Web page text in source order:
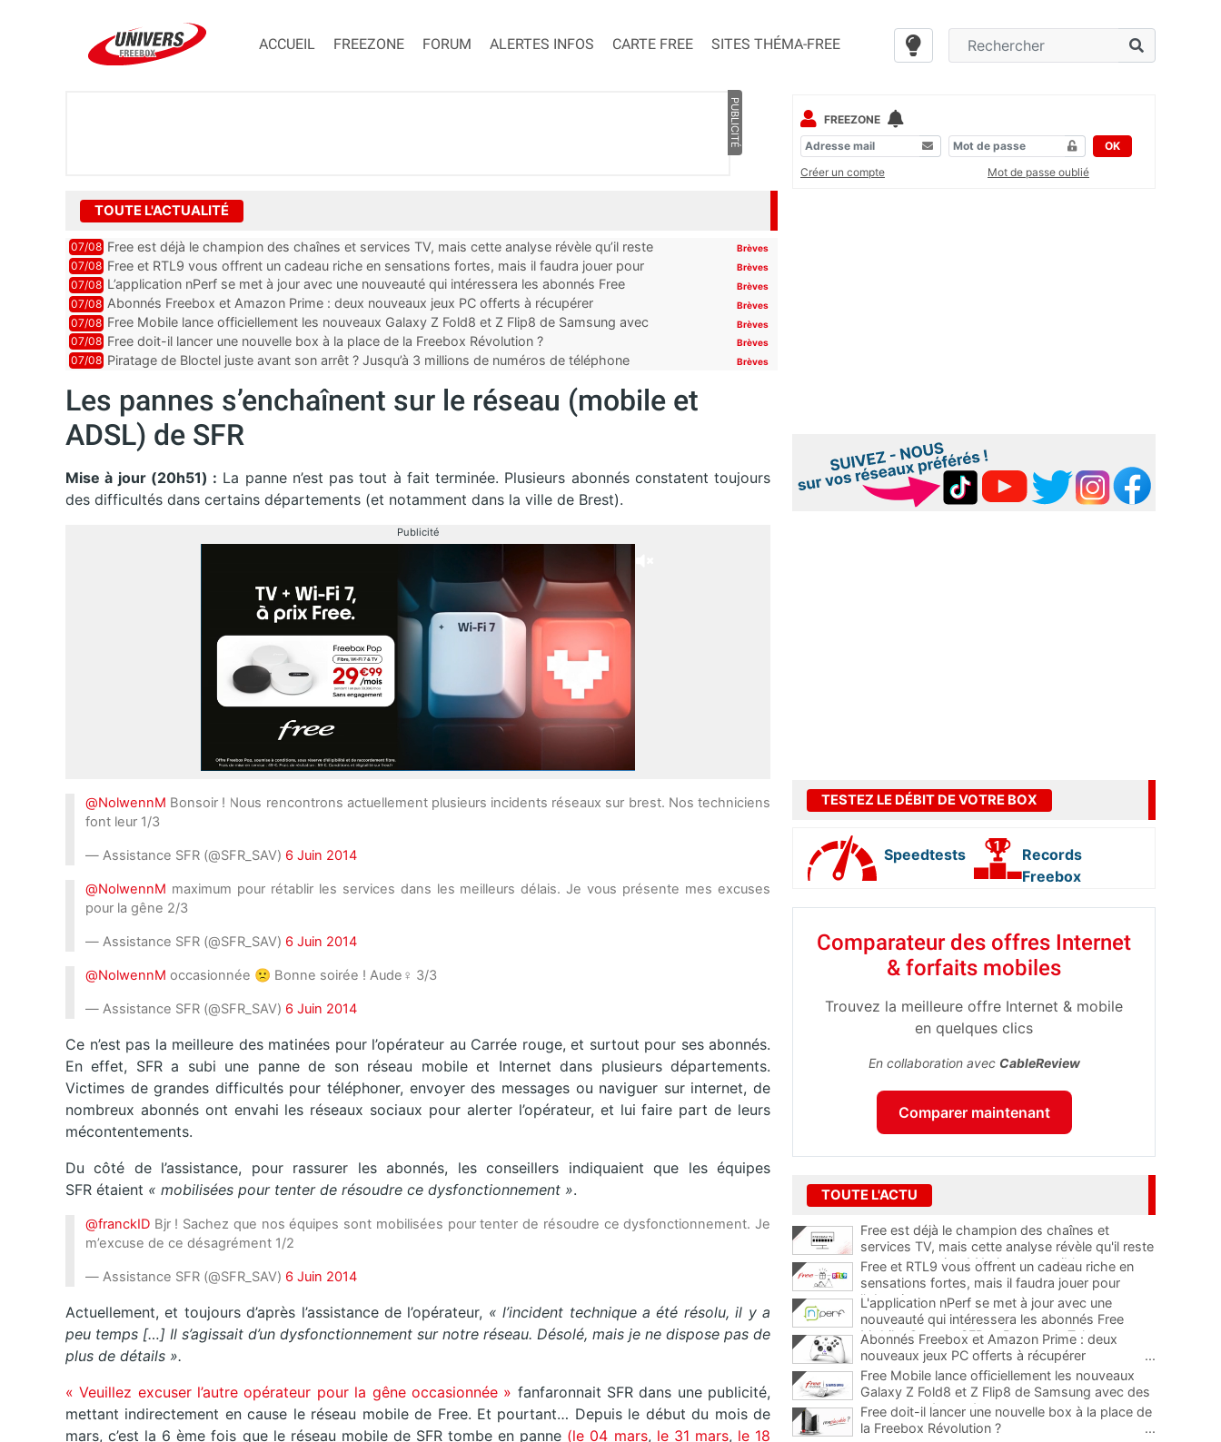
ACCUEIL FREEZONE FORUM ALERTES INFOS CARTE FREE SITES THÉMA-FREE
PUBLICITÉ
TOUTE L'ACTUALITÉ
07/08 Free est déjà le champion des chaînes et services TV, mais cette analyse révèle qu’il reste
encore au moin...
Brèves
07/08 Free et RTL9 vous offrent un cadeau riche en sensations fortes, mais il faudra jouer pour
l’obtenir
Brèves
07/08 L’application nPerf se met à jour avec une nouveauté qui intéressera les abonnés Free
Mobile, Orange, SFR ...
Brèves
07/08 Abonnés Freebox et Amazon Prime : deux nouveaux jeux PC offerts à récupérer Brèves
07/08 Free Mobile lance officiellement les nouveaux Galaxy Z Fold8 et Z Flip8 de Samsung avec
des promos et des cadeaux
Brèves
07/08 Free doit-il lancer une nouvelle box à la place de la Freebox Révolution ? Brèves
07/08 Piratage de Bloctel juste avant son arrêt ? Jusqu’à 3 millions de numéros de téléphone
Brèves
Les pannes s’enchaînent sur le réseau (mobile et
ADSL) de SFR
Mise à jour (20h51) : La panne n’est pas tout à fait terminée. Plusieurs abonnés constatent toujours
des difficultés dans certains départements (et notamment dans la ville de Brest).
Publicité
@NolwennM Bonsoir ! Nous rencontrons actuellement plusieurs incidents réseaux sur brest. Nos techniciens
font leur 1/3
— Assistance SFR (@SFR_SAV) 6 Juin 2014
@NolwennM maximum pour rétablir les services dans les meilleurs délais. Je vous présente mes excuses
pour la gêne 2/3
— Assistance SFR (@SFR_SAV) 6 Juin 2014
@NolwennM occasionnée 🙁 Bonne soirée ! Aude♀ 3/3
— Assistance SFR (@SFR_SAV) 6 Juin 2014
Ce n’est pas la meilleure des matinées pour l’opérateur au Carrée rouge, et surtout pour ses abonnés.
En effet, SFR a subi une panne de son réseau mobile et Internet dans plusieurs départements.
Victimes de grandes difficultés pour téléphoner, envoyer des messages ou naviguer sur internet, de
nombreux abonnés ont envahi les réseaux sociaux pour alerter l’opérateur, et lui faire part de leurs
mécontentements.
Du côté de l’assistance, pour rassurer les abonnés, les conseillers indiquaient que les équipes
SFR étaient « mobilisées pour tenter de résoudre ce dysfonctionnement ».
@franckID Bjr ! Sachez que nos équipes sont mobilisées pour tenter de résoudre ce dysfonctionnement. Je
m’excuse de ce désagrément 1/2
— Assistance SFR (@SFR_SAV) 6 Juin 2014
Actuellement, et toujours d’après l’assistance de l’opérateur, « l’incident technique a été résolu, il y a
peu temps […] Il s’agissait d’un dysfonctionnement sur notre réseau. Désolé, mais je ne dispose pas de
plus de détails ».
« Veuillez excuser l’autre opérateur pour la gêne occasionnée » fanfaronnait SFR dans une publicité,
mettant indirectement en cause le réseau mobile de Free. Et pourtant… Depuis le début du mois de
mars, c’est la 6 ème fois que le réseau mobile de SFR tombe en panne (le 04 mars, le 31 mars, le 18
FREEZONE
OK
Créer un compte
Mot de passe oublié
TESTEZ LE DÉBIT DE VOTRE BOX
Speedtests
Records
Freebox
Comparateur des offres Internet
& forfaits mobiles
Trouvez la meilleure offre Internet & mobile
en quelques clics
En collaboration avec CableReview
Comparer maintenant
TOUTE L'ACTU
Free est déjà le champion des chaînes et
services TV, mais cette analyse révèle qu'il reste
encore au moins 141 ajouts possibles
Free et RTL9 vous offrent un cadeau riche en
sensations fortes, mais il faudra jouer pour
l'obtenir
L'application nPerf se met à jour avec une
nouveauté qui intéressera les abonnés Free
Mobile, Orange, SFR et Bouygues Telecom
Abonnés Freebox et Amazon Prime : deux
nouveaux jeux PC offerts à récupérer
...
Free Mobile lance officiellement les nouveaux
Galaxy Z Fold8 et Z Flip8 de Samsung avec des
promos et des cadeaux
...
Free doit-il lancer une nouvelle box à la place de
la Freebox Révolution ?
...